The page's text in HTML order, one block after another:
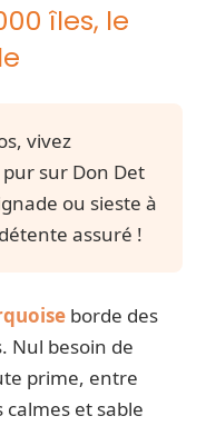
îles, le
vivez
pur sur Don Det
ou sieste à
assuré !
borde des
Nul besoin de
prime, entre
et sable